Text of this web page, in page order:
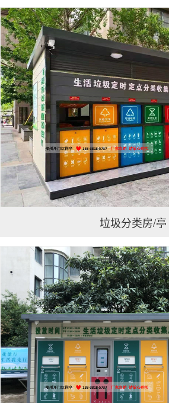
经典案例
新闻资讯
联系我们
垃圾分类房/亭